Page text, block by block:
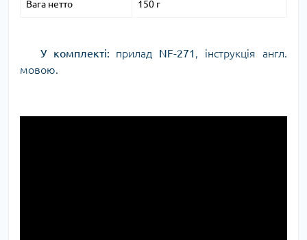
Вага нетто 150 г
У комплекті: прилад NF-271 , інструкція англ.
мовою.